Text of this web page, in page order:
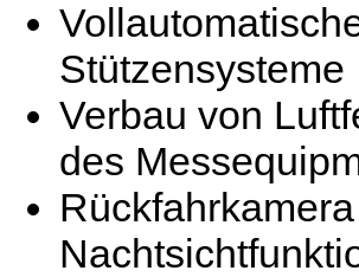
Stützensysteme
Verbau von
des